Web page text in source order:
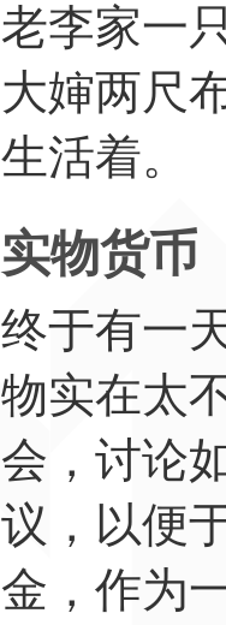
老李家一
大婶两尺
生活着。
实物货币
终于有一
物实在太
会，讨论
议，以便
金，作为